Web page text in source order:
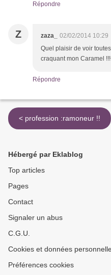
Répondre
Z zaza_
02/02/2014 10:29
Quel plaisir de voir
craquant mon Caramel
Répondre
< profession :ramoneur !!
Hébergé par Eklablog
Top articles
Pages
Contact
Signaler un abus
C.G.U.
Cookies et données
Préférences cookies